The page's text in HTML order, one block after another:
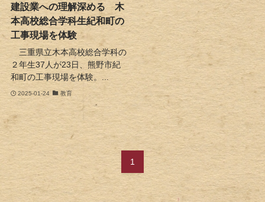
建設業への理解深める 木
本高校総合学科生紀和町の
工事現場を体験
三重県立木本高校総合学科の
２年生37人が23日、熊野市紀
和町の工事現場を体験。...
2025-01-24 教育
1